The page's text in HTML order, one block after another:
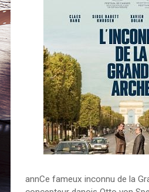
annCe fameux inconnu de la